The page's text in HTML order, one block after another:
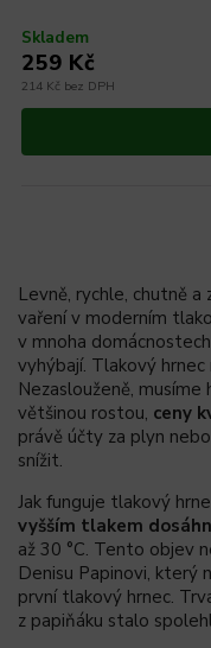
Skladem
214 Kč bez DPH
259 Kč
Levně, rychle, chutně
vaření v moderním
v mnoha
vyhýbají. Tlakový
Nezaslouženě,
většinou rostou, ceny
právě účty za plyn
snížit.
Jak funguje tlakový
vyšším tlakem
až 30 °C. Tento objev
Denisu Papinovi, který
první tlakový hrnec.
z papiňáku stalo